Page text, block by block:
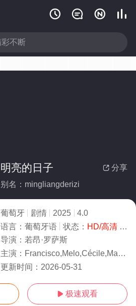
   
 分享
明亮的日子
别名：mingliangderizi
葡萄牙 剧情 2025
4.0
语言： 葡萄牙语 状态： HD/高清- 免费在线观看
导演： 若昂·罗萨斯
主演： Francisco,Melo,Cécile,Matignon,Francisca,Alarcão,An
更新时间： 2026-05-31
 极速观看